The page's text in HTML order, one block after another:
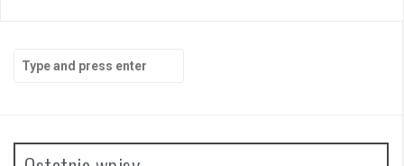
Search
for: